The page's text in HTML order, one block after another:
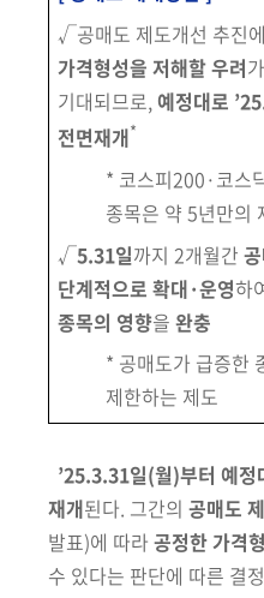
√공매도 제도개선 추진
가격형성을 저해할 우려가
기대되므로, 예정대로
전면재개*
* 코스피200·코스
종목은 약 5년만의
√5.31일까지 2개월간
단계적으로 확대·운영하
종목의 영향을 완충
* 공매도가 급증한
제한하는 제도
’25.3.31일(월)부터 예정
재개된다. 그간의 공매도
발표)에 따라 공정한 가격
수 있다는 판단에 따른 결